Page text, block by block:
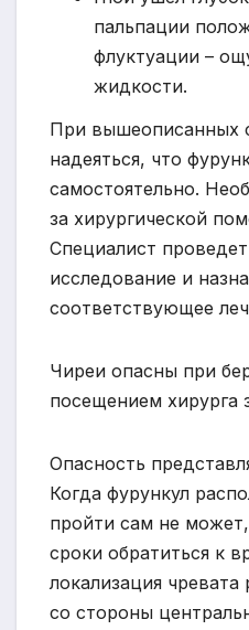
пальпации
флуктуации –
жидкости.
При вышеописанных
надеяться, что
самостоятельно.
за хирургической
Специалист
исследование и
соответствующее
Чиреи опасны при
посещением хирурга
Опасность
Когда фурункул
пройти сам не
сроки обратиться к
локализация
со стороны